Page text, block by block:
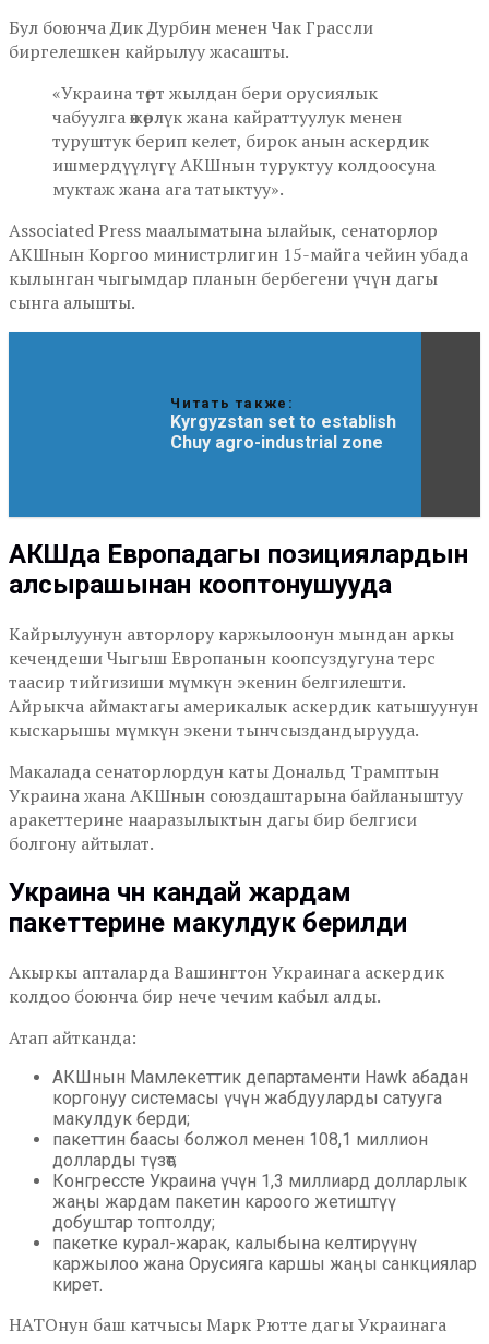
Бул боюнча Дик Дурбин менен Чак Грассли
биргелешкен кайрылуу жасашты.
«Украина төрт жылдан бери орусиялык
чабуулга өжөрлүк жана кайраттуулук менен
туруштук берип келет, бирок анын аскердик
ишмердүүлүгү АКШнын туруктуу колдоосуна
муктаж жана ага татыктуу».
Associated Press маалыматына ылайык, сенаторлор
АКШнын Коргоо министрлигин 15-майга чейин убада
кылынган чыгымдар планын бербегени үчүн дагы
сынга алышты.
Читать также:
Kyrgyzstan set to establish
Chuy agro-industrial zone
АКШда Европадагы позициялардын
алсырашынан кооптонушууда
Кайрылуунун авторлору каржылоонун мындан аркы
кечеңдеши Чыгыш Европанын коопсуздугуна терс
таасир тийгизиши мүмкүн экенин белгилешти.
Айрыкча аймактагы америкалык аскердик катышуунун
кыскарышы мүмкүн экени тынчсыздандырууда.
Макалада сенаторлордун каты Дональд Трамптын
Украина жана АКШнын союздаштарына байланыштуу
аракеттерине нааразылыктын дагы бир белгиси
болгону айтылат.
Украина үчүн кандай жардам
пакеттерине макулдук берилди
Акыркы апталарда Вашингтон Украинага аскердик
колдоо боюнча бир нече чечим кабыл алды.
Атап айтканда:
АКШнын Мамлекеттик департаменти Hawk абадан
коргонуу системасы үчүн жабдууларды сатууга
макулдук берди;
пакеттин баасы болжол менен 108,1 миллион
долларды түзөт;
Конгрессте Украина үчүн 1,3 миллиард долларлык
жаңы жардам пакетин кароого жетиштүү
добуштар топтолду;
пакетке курал-жарак, калыбына келтирүүнү
каржылоо жана Орусияга каршы жаңы санкциялар
кирет.
НАТОнун баш катчысы Марк Рютте дагы Украинага